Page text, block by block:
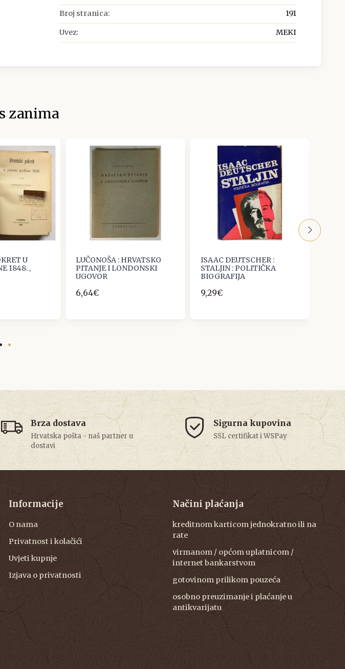
Broj stranica: 191
Uvez: MEKI
zanima
U
1848. ,
LUČONOŠA : HRVATSKO
PITANJE I LONDONSKI
UGOVOR
6,64€
ISAAC DEUTSCHER :
STALJIN : POLITIČKA
BIOGRAFIJA
9,29€
Brza dostava
Hrvatska pošta - naš partner u
dostavi
Sigurna kupovina
SSL certifikat i WSPay
Informacije
O nama
Privatnost i kolačići
Uvjeti kupnje
Izjava o privatnosti
Načini plaćanja
kreditnom karticom jednokratno ili na
rate
virmanom / općom uplatnicom /
internet bankarstvom
gotovinom prilikom pouzeća
osobno preuzimanje i plaćanje u
antikvarijatu